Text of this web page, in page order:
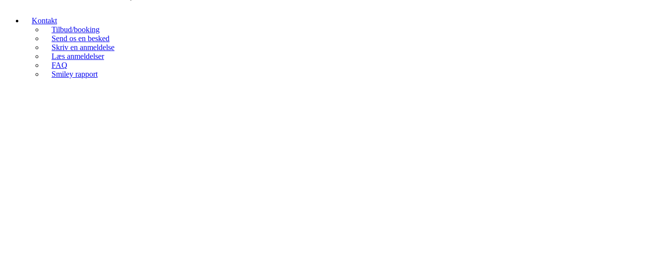
Kontakt
Tilbud/booking
Send os en besked
Skriv en anmeldelse
Læs anmeldelser
FAQ
Smiley rapport